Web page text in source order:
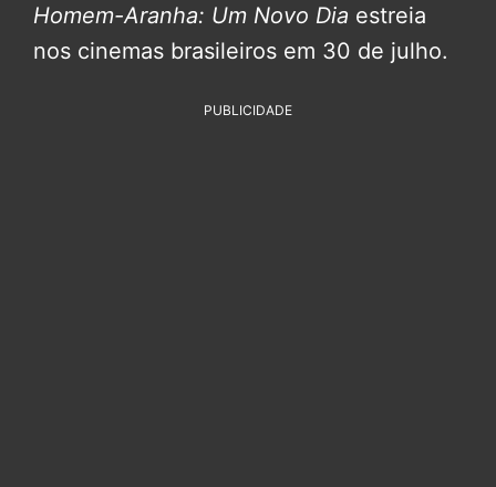
Homem-Aranha: Um Novo Dia estreia
nos cinemas brasileiros em 30 de julho.
PUBLICIDADE